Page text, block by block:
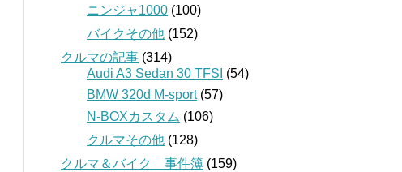
ニンジャ1000 (100)
バイクその他 (152)
クルマの記事 (314)
Audi A3 Sedan 30 TFSI (54)
BMW 320d M-sport(57)
N-BOXカスタム (106)
クルマその他 (128)
クルマ＆バイク 事件簿 (159)